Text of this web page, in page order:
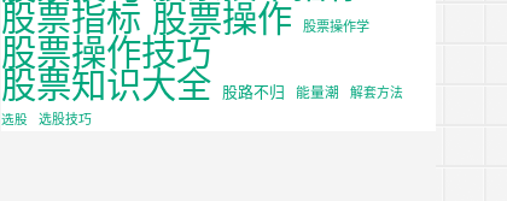
股票指标 股票操作 股票操作学
股票操作技巧
股票知识大全 股路不归 能量潮
解套方法
选股
选股技巧